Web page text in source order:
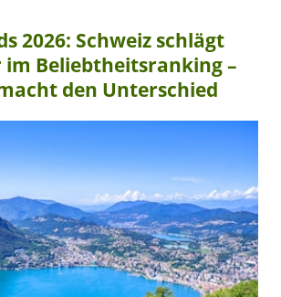
2026: Schweiz schlägt
Beliebtheitsranking –
den Unterschied